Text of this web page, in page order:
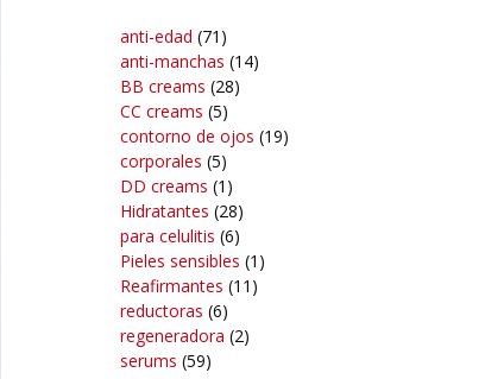
anti-edad (71)
anti-manchas (14)
BB creams (28)
CC creams (5)
contorno de ojos (19)
corporales (5)
DD creams (1)
Hidratantes (28)
para celulitis (6)
Pieles sensibles (1)
Reafirmantes (11)
reductoras (6)
regeneradora (2)
serums (59)